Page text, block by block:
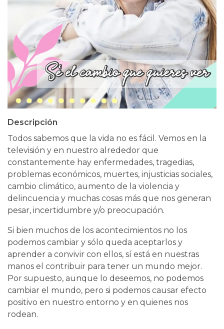
Descripción
Todos sabemos que la vida no es fácil. Vemos en la
televisión y en nuestro alrededor que
constantemente hay enfermedades, tragedias,
problemas económicos, muertes, injusticias sociales,
cambio climático, aumento de la violencia y
delincuencia y muchas cosas más que nos generan
pesar, incertidumbre y/o preocupación.
Si bien muchos de los acontecimientos no los
podemos cambiar y sólo queda aceptarlos y
aprender a convivir con ellos, sí está en nuestras
manos el contribuir para tener un mundo mejor.
Por supuesto, aunque lo deseemos, no podemos
cambiar el mundo, pero si podemos causar efecto
positivo en nuestro entorno y en quienes nos
rodean.